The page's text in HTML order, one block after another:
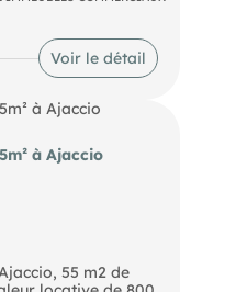
Parking dédié.
: franchises
paramédical,
BTP et de
très belle facture
votre activité.
Voir le détail
à Ajaccio
55 m2 de